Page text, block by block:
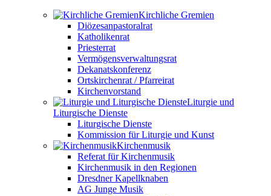
Kirchliche Gremien
Diözesanpastoralrat
Katholikenrat
Priesterrat
Vermögensverwaltungsrat
Dekanatskonferenz
Ortskirchenrat / Pfarreirat
Kirchenvorstand
Liturgie und
Liturgische Dienste
Liturgische Dienste
Kommission für Liturgie und Kunst
Kirchenmusik
Referat für Kirchenmusik
Kirchenmusik in den Regionen
Dresdner Kapellknaben
AG Junge Musik